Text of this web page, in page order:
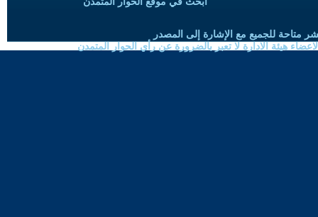
متاحة للجميع مع الإشارة إلى المصدر
هيئة الادارة لا تعبر بالضرورة عن رأي الحوار المتمدن